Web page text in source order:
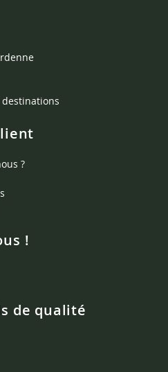
?
!
de qualité